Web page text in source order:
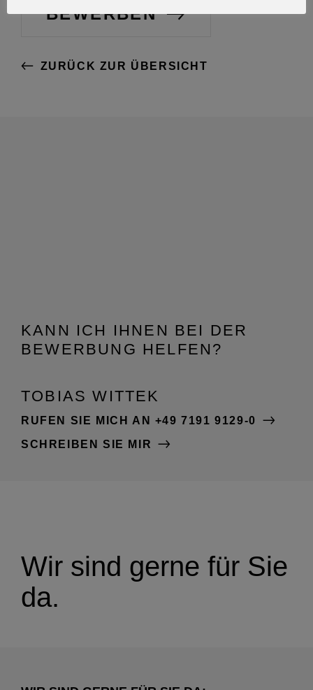
BEWERBEN
ZURÜCK ZUR ÜBERSICHT
KANN ICH IHNEN BEI DER
BEWERBUNG HELFEN?
TOBIAS WITTEK
RUFEN SIE MICH AN +49 7191 9129-0
SCHREIBEN SIE MIR
Wir sind gerne für Sie
da.